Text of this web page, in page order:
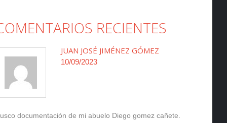
RECIENTES
JUAN JOSÉ JIMÉNEZ GÓMEZ
10/09/2023
documentación de mi abuelo Diego gomez cañete.